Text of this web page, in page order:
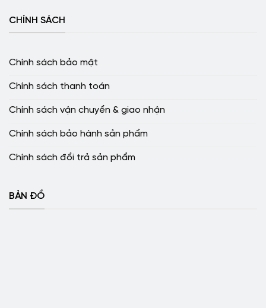
CHÍNH SÁCH
Chính sách bảo mật
Chính sách thanh toán
Chính sách vận chuyển & giao nhận
Chính sách bảo hành sản phẩm
Chính sách đổi trả sản phẩm
BẢN ĐỒ